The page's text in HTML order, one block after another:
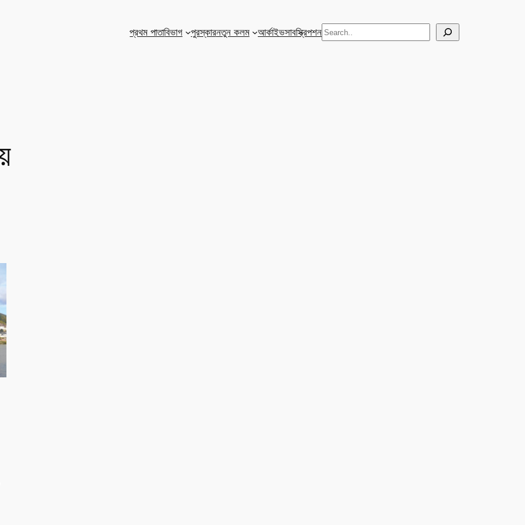
প্রথম পাতাবিভাগ পুরস্কারনতুন কলম আর্কাইভসাবস্ক্রিপশনSearch